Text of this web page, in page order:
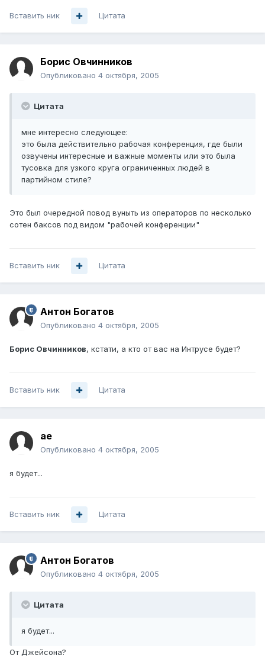
Вставить ник Цитата
Борис Овчинников
Опубликовано 4 октября, 2005
Цитата
мне интересно следующее:
это была действительно рабочая конференция, где были
озвучены интересные и важные моменты или это была
тусовка для узкого круга ограниченных людей в
партийном стиле?
Это был очередной повод вуныть из операторов по несколько
сотен баксов под видом "рабочей конференции"
Вставить ник Цитата
Антон Богатов
Опубликовано 4 октября, 2005
Борис Овчинников, кстати, а кто от вас на Интрусе будет?
Вставить ник Цитата
ae
Опубликовано 4 октября, 2005
я будет...
Вставить ник Цитата
Антон Богатов
Опубликовано 4 октября, 2005
Цитата
я будет...
От Джейсона?